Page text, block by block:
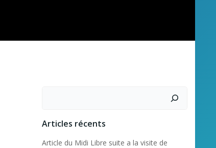
Articles récents
Article du Midi Libre suite a la visite de